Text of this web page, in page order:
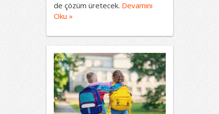
de çözüm üretecek. Devamını
Oku »